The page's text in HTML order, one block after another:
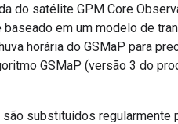
satélite GPM Core
em um modelo de
horária do GSMaP para
GSMaP (versão 3 do
substituídos